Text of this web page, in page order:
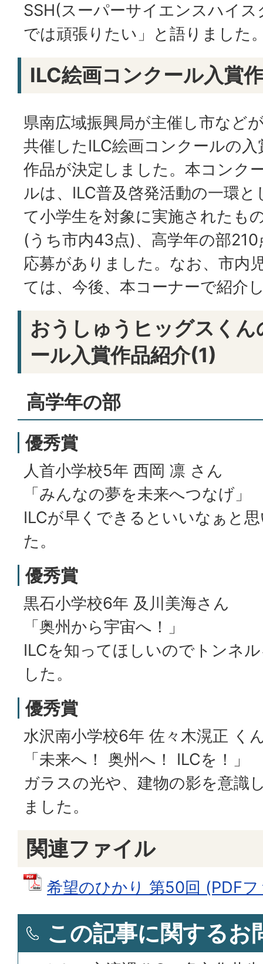
SSH(スーパーサイエンスハイ
では頑張りたい」と語りました
ILC絵画コンクール入賞
県南広域振興局が主催し市など
共催したILC絵画コンクールの入
作品が決定しました。本コンク
ルは、ILC普及啓発活動の一環と
て小学生を対象に実施されたも
(うち市内43点)、高学年の部
応募がありました。なお、市内
ては、今後、本コーナーで紹介
おうしゅうヒッグスく
ール入賞作品紹介(1)
高学年の部
優秀賞
人首小学校5年 西岡 凛 さん
「みんなの夢を未来へつなげ」
ILCが早くできるといいなぁと
た。
優秀賞
黒石小学校6年 及川美海さん
「奥州から宇宙へ！」
ILCを知ってほしいのでトンネ
した。
優秀賞
水沢南小学校6年 佐々木滉正 く
「未来へ！ 奥州へ！ ILCを！」
ガラスの光や、建物の影を意識
ました。
関連ファイル
希望のひかり 第50回 (PDF
この記事に関するお